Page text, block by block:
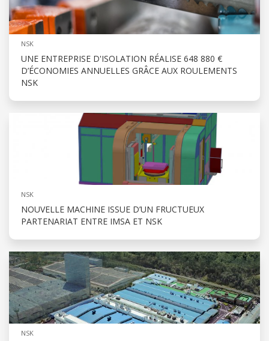
NSK
UNE ENTREPRISE D'ISOLATION RÉALISE 648 880 €
D’ÉCONOMIES ANNUELLES GRÂCE AUX ROULEMENTS
NSK
NSK
NOUVELLE MACHINE ISSUE D’UN FRUCTUEUX
PARTENARIAT ENTRE IMSA ET NSK
NSK